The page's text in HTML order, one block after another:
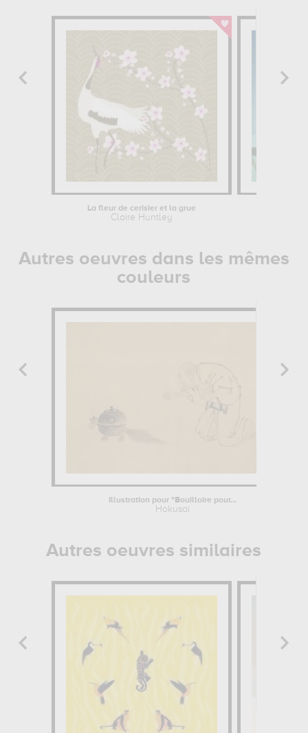
La fleur de cerisier et la grue
Claire Huntley
Autres oeuvres dans les mêmes
couleurs
Illustration pour "Bouilloire pour...
Hokusai
Autres oeuvres similaires